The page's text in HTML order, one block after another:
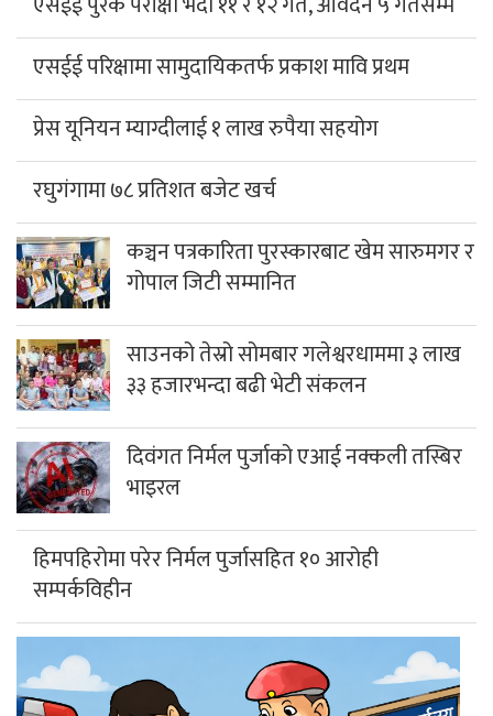
एसईई परिक्षामा सामुदायिकतर्फ प्रकाश मावि प्रथम
प्रेस यूनियन म्याग्दीलाई १ लाख रुपैया सहयोग
रघुगंगामा ७८ प्रतिशत बजेट खर्च
कञ्चन पत्रकारिता पुरस्कारबाट खेम सारुमगर र
गोपाल जिटी सम्मानित
साउनको तेस्रो सोमबार गलेश्वरधाममा ३ लाख
३३ हजारभन्दा बढी भेटी संकलन
दिवंगत निर्मल पुर्जाको एआई नक्कली तस्बिर
भाइरल
हिमपहिरोमा परेर निर्मल पुर्जासहित १० आरोही
सम्पर्कविहीन